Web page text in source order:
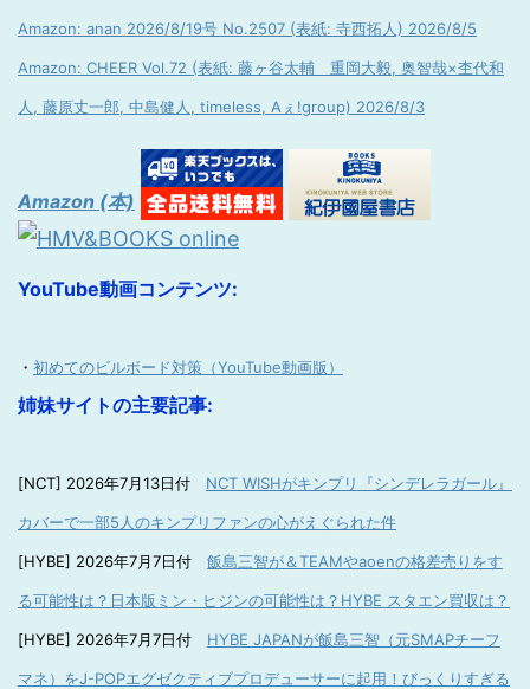
Amazon: anan 2026/8/19号 No.2507 (表紙: 寺西拓人) 2026/8/5
Amazon: CHEER Vol.72 (表紙: 藤ヶ谷太輔 重岡大毅, 奥智哉×杢代和
人, 藤原丈一郎, 中島健人, timeless, Aぇ!group) 2026/8/3
Amazon (本)
YouTube動画コンテンツ:
・ 初めてのビルボード対策（YouTube動画版）
姉妹サイトの主要記事:
[NCT] 2026年7月13日付 NCT WISHがキンプリ『シンデレラガール』
カバーで一部5人のキンプリファンの心がえぐられた件
[HYBE] 2026年7月7日付 飯島三智が＆TEAMやaoenの格差売りをす
る可能性は？日本版ミン・ヒジンの可能性は？HYBE スタエン買収は？
[HYBE] 2026年7月7日付 HYBE JAPANが飯島三智（元SMAPチーフ
マネ）をJ-POPエグゼクティブプロデューサーに起用！びっくりすぎる